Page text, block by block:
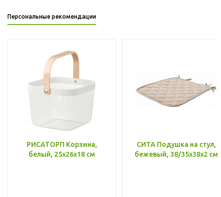
Персональные рекомендации
РИСАТОРП Корзина,
белый, 25x26x18 см
СИТА Подушка на стул,
бежевый, 38/35x38x2 см